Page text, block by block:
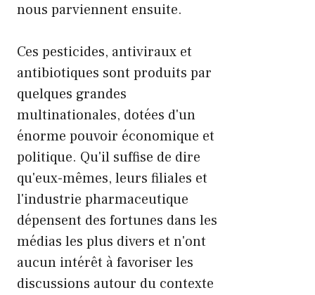
nous parviennent ensuite.
Ces pesticides, antiviraux et
antibiotiques sont produits par
quelques grandes
multinationales, dotées d'un
énorme pouvoir économique et
politique. Qu'il suffise de dire
qu'eux-mêmes, leurs filiales et
l'industrie pharmaceutique
dépensent des fortunes dans les
médias les plus divers et n'ont
aucun intérêt à favoriser les
discussions autour du contexte